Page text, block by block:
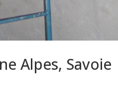
Alpes, Savoie